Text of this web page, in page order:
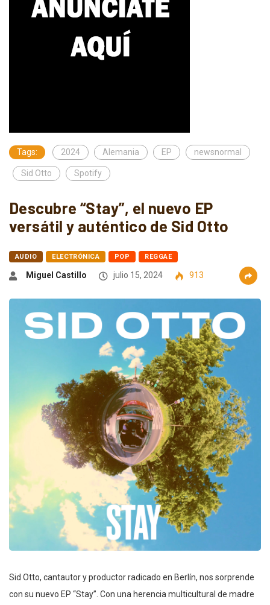
Tags: 2024 Alemania EP newsnormal
Sid Otto Spotify
Descubre “Stay”, el nuevo EP
versátil y auténtico de Sid Otto
AUDIO ELECTRÓNICA POP REGGAE
Miguel Castillo julio 15, 2024 913
Sid Otto, cantautor y productor radicado en Berlín, nos sorprende
con su nuevo EP “Stay”. Con una herencia multicultural de madre